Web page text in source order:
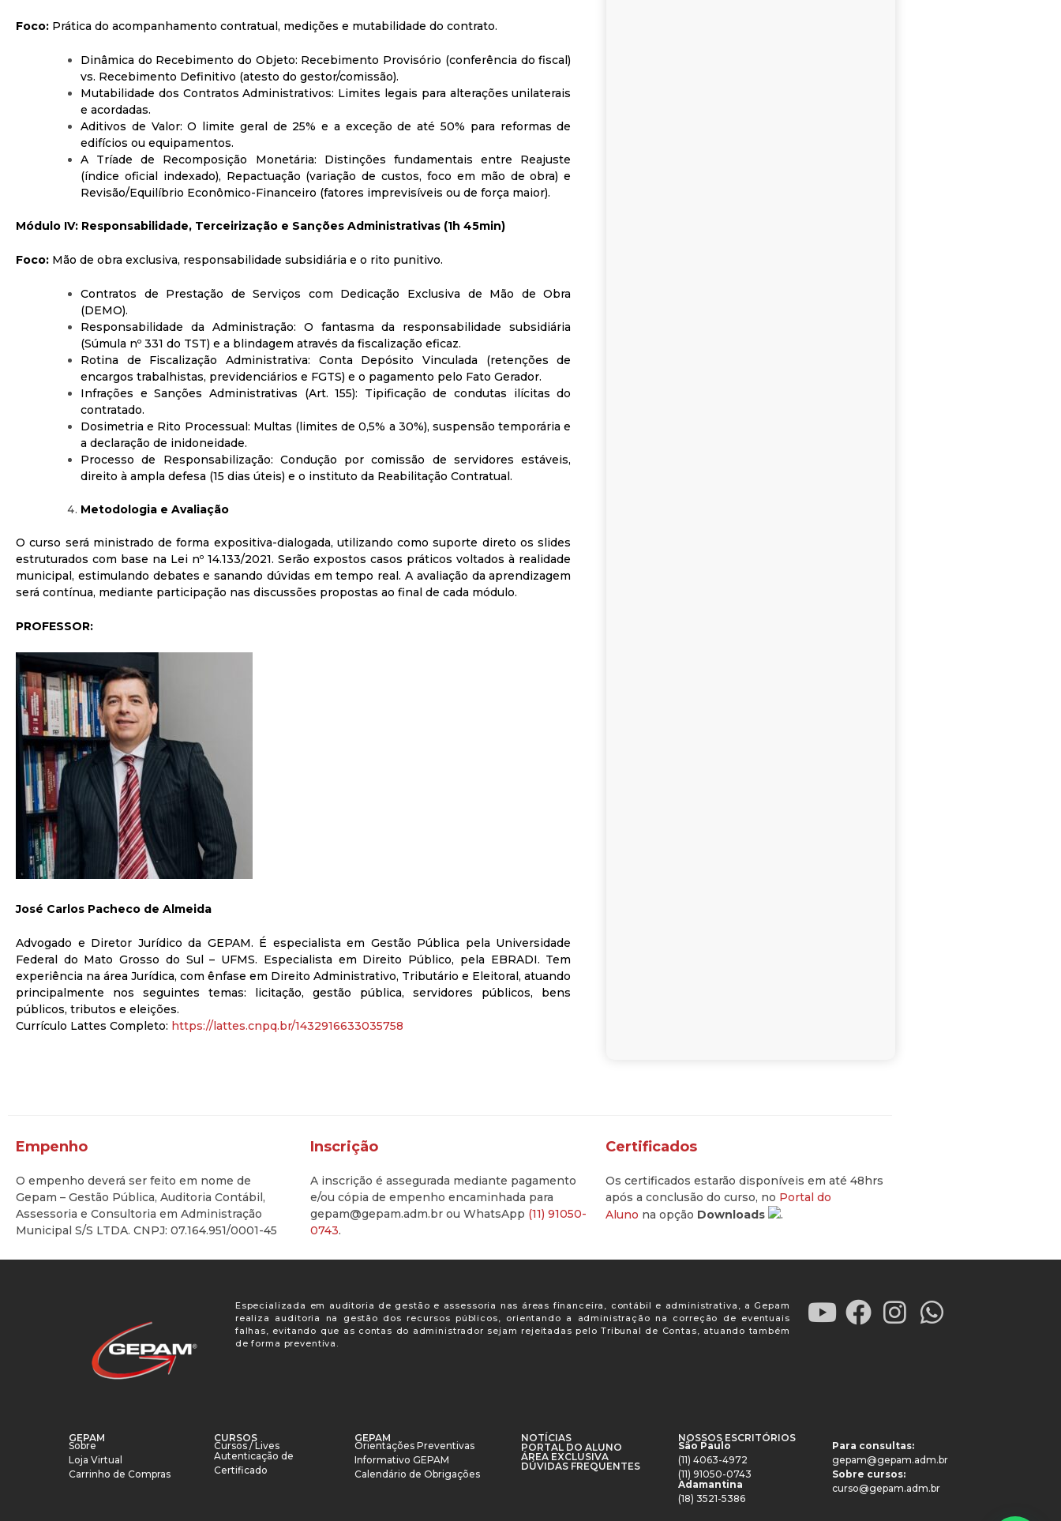
Foco: Prática do acompanhamento contratual, medições e mutabilidade do contrato.
Dinâmica do Recebimento do Objeto: Recebimento Provisório (conferência do fiscal)
vs. Recebimento Definitivo (atesto do gestor/comissão).
Mutabilidade dos Contratos Administrativos: Limites legais para alterações unilaterais
e acordadas.
Aditivos de Valor: O limite geral de 25% e a exceção de até 50% para reformas de
edifícios ou equipamentos.
A Tríade de Recomposição Monetária: Distinções fundamentais entre Reajuste
(índice oficial indexado), Repactuação (variação de custos, foco em mão de obra) e
Revisão/Equilíbrio Econômico-Financeiro (fatores imprevisíveis ou de força maior).
Módulo IV: Responsabilidade, Terceirização e Sanções Administrativas (1h 45min)
Foco: Mão de obra exclusiva, responsabilidade subsidiária e o rito punitivo.
Contratos de Prestação de Serviços com Dedicação Exclusiva de Mão de Obra
(DEMO).
Responsabilidade da Administração: O fantasma da responsabilidade subsidiária
(Súmula nº 331 do TST) e a blindagem através da fiscalização eficaz.
Rotina de Fiscalização Administrativa: Conta Depósito Vinculada (retenções de
encargos trabalhistas, previdenciários e FGTS) e o pagamento pelo Fato Gerador.
Infrações e Sanções Administrativas (Art. 155): Tipificação de condutas ilícitas do
contratado.
Dosimetria e Rito Processual: Multas (limites de 0,5% a 30%), suspensão temporária e
a declaração de inidoneidade.
Processo de Responsabilização: Condução por comissão de servidores estáveis,
direito à ampla defesa (15 dias úteis) e o instituto da Reabilitação Contratual.
Metodologia e Avaliação
O curso será ministrado de forma expositiva-dialogada, utilizando como suporte direto os slides
estruturados com base na Lei nº 14.133/2021. Serão expostos casos práticos voltados à realidade
municipal, estimulando debates e sanando dúvidas em tempo real. A avaliação da aprendizagem
será contínua, mediante participação nas discussões propostas ao final de cada módulo.
PROFESSOR:
José Carlos Pacheco de Almeida
Advogado e Diretor Jurídico da GEPAM. É especialista em Gestão Pública pela Universidade
Federal do Mato Grosso do Sul – UFMS. Especialista em Direito Público, pela EBRADI. Tem
experiência na área Jurídica, com ênfase em Direito Administrativo, Tributário e Eleitoral, atuando
principalmente nos seguintes temas: licitação, gestão pública, servidores públicos, bens
públicos, tributos e eleições.
Currículo Lattes Completo: https://lattes.cnpq.br/1432916633035758
Empenho
O empenho deverá ser feito em nome de
Gepam – Gestão Pública, Auditoria Contábil,
Assessoria e Consultoria em Administração
Municipal S/S LTDA. CNPJ: 07.164.951/0001-45
Inscrição
A inscrição é assegurada mediante pagamento
e/ou cópia de empenho encaminhada para
gepam@gepam.adm.br ou WhatsApp (11) 91050-
0743.
Certificados
Os certificados estarão disponíveis em até 48hrs
após a conclusão do curso, no Portal do
Aluno na opção Downloads .
Especializada em auditoria de gestão e assessoria nas áreas financeira, contábil e administrativa, a Gepam
realiza auditoria na gestão dos recursos públicos, orientando a administração na correção de eventuais
falhas, evitando que as contas do administrador sejam rejeitadas pelo Tribunal de Contas, atuando também
de forma preventiva.
GEPAM
Sobre
Loja Virtual
Carrinho de Compras
CURSOS
Cursos / Lives
Autenticação de
Certificado
GEPAM
Orientações Preventivas
Informativo GEPAM
Calendário de Obrigações
NOTÍCIAS
PORTAL DO ALUNO
ÁREA EXCLUSIVA
DÚVIDAS FREQUENTES
NOSSOS ESCRITÓRIOS
São Paulo
(11) 4063-4972
(11) 91050-0743
Adamantina
(18) 3521-5386
Para consultas:
gepam@gepam.adm.br
Sobre cursos:
curso@gepam.adm.br